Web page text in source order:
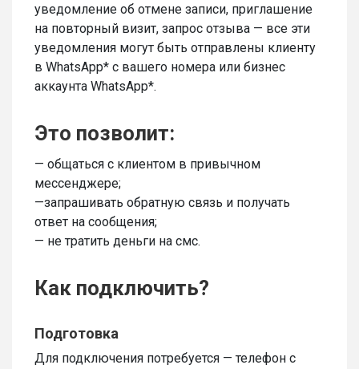
уведомление об отмене записи, приглашение
на повторный визит, запрос отзыва — все эти
уведомления могут быть отправлены клиенту
в WhatsApp* с вашего номера или бизнес
аккаунта WhatsApp*.
Это позволит:
— общаться с клиентом в привычном
мессенджере;
—запрашивать обратную связь и получать
ответ на сообщения;
— не тратить деньги на смс.
Как подключить?
Подготовка
Для подключения потребуется — телефон с